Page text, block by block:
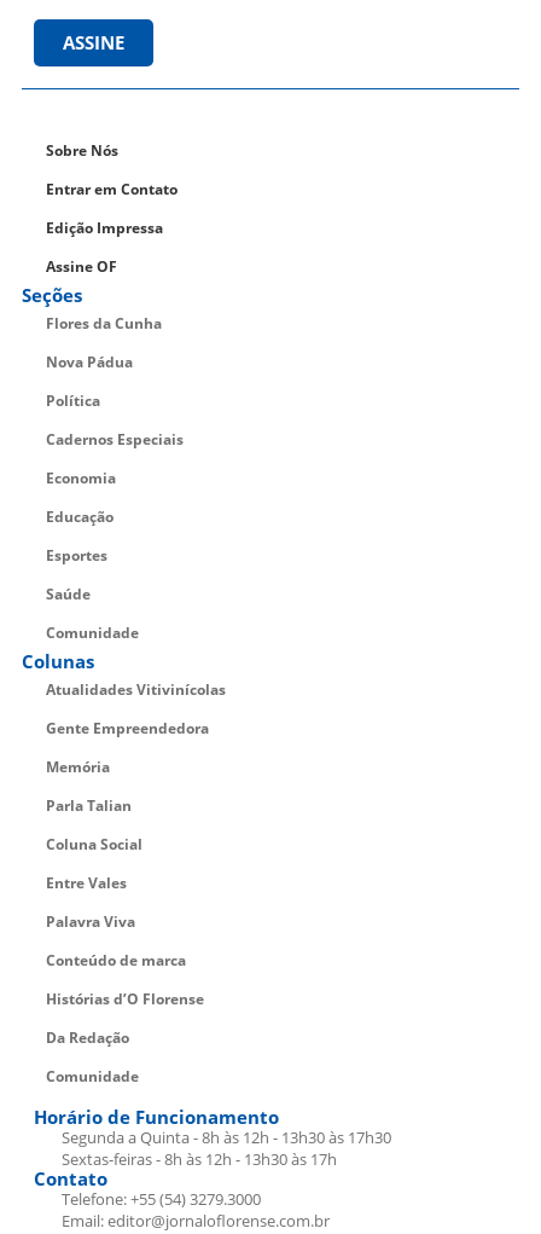
ASSINE
Sobre Nós
Entrar em Contato
Edição Impressa
Assine OF
Seções
Flores da Cunha
Nova Pádua
Política
Cadernos Especiais
Economia
Educação
Esportes
Saúde
Comunidade
Colunas
Atualidades Vitivinícolas
Gente Empreendedora
Memória
Parla Talian
Coluna Social
Entre Vales
Palavra Viva
Conteúdo de marca
Histórias d’O Florense
Da Redação
Comunidade
Horário de Funcionamento
Segunda a Quinta - 8h às 12h - 13h30 às 17h30
Sextas-feiras - 8h às 12h - 13h30 às 17h
Contato
Telefone: +55 (54) 3279.3000
Email: editor@jornaloflorense.com.br